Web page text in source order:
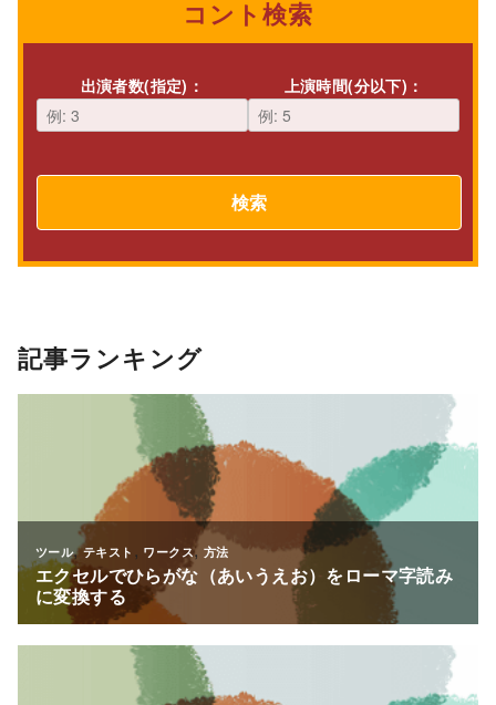
コント検索
出演者数(指定)： 上演時間(分以下)：
検索
記事ランキング